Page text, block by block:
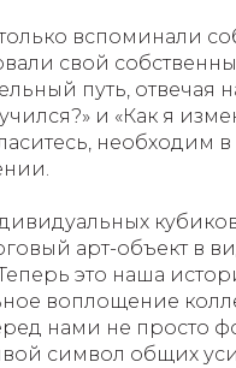
вспоминали
свой
путь, отвечая
и «Как я
необходим в
арт-объект в
это наша
воплощение
нами не просто
символ общих